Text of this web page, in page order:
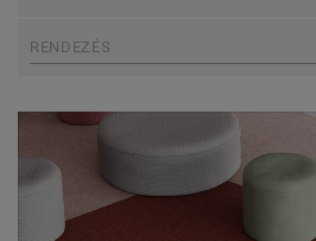
RENDEZÉS